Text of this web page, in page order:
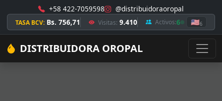
+58 422-7059598 @distribuidoraoropal
TASA BCV: Bs. 756,71 Visitas: 9.410 Activos:6 🇺🇸6
DISTRIBUIDORA OROPAL